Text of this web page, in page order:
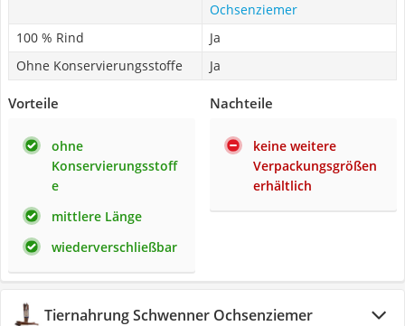
Ochsenziemer
100 % Rind
Ja
Ohne Konservierungsstoffe
Ja
Vorteile
ohne
Konservierungsstoff
e
mittlere Länge
wiederverschließbar
Nachteile
keine weitere
Verpackungsgrößen
erhältlich
Tiernahrung Schwenner Ochsenziemer